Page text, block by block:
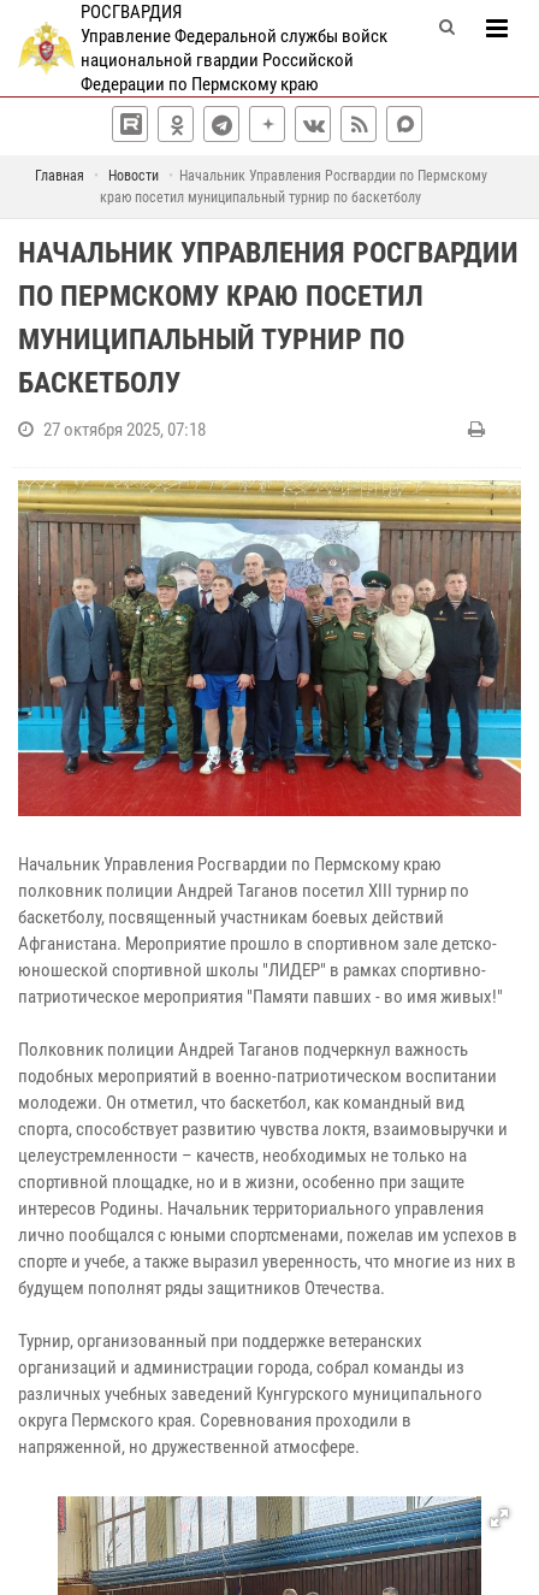
РОСГВАРДИЯ
Управление Федеральной службы войск
национальной гвардии Российской
Федерации по Пермскому краю
Главная Новости
Начальник Управления Росгвардии по Пермскому
краю посетил муниципальный турнир по баскетболу
НАЧАЛЬНИК УПРАВЛЕНИЯ РОСГВАРДИИ
ПО ПЕРМСКОМУ КРАЮ ПОСЕТИЛ
МУНИЦИПАЛЬНЫЙ ТУРНИР ПО
БАСКЕТБОЛУ
27 октября 2025, 07:18
Начальник Управления Росгвардии по Пермскому краю
полковник полиции Андрей Таганов посетил XIII турнир по
баскетболу, посвященный участникам боевых действий
Афганистана. Мероприятие прошло в спортивном зале детско-
юношеской спортивной школы "ЛИДЕР" в рамках спортивно-
патриотическое мероприятия "Памяти павших - во имя живых!"
Полковник полиции Андрей Таганов подчеркнул важность
подобных мероприятий в военно-патриотическом воспитании
молодежи. Он отметил, что баскетбол, как командный вид
спорта, способствует развитию чувства локтя, взаимовыручки и
целеустремленности – качеств, необходимых не только на
спортивной площадке, но и в жизни, особенно при защите
интересов Родины. Начальник территориального управления
лично пообщался с юными спортсменами, пожелав им успехов в
спорте и учебе, а также выразил уверенность, что многие из них в
будущем пополнят ряды защитников Отечества.
Турнир, организованный при поддержке ветеранских
организаций и администрации города, собрал команды из
различных учебных заведений Кунгурского муниципального
округа Пермского края. Соревнования проходили в
напряженной, но дружественной атмосфере.